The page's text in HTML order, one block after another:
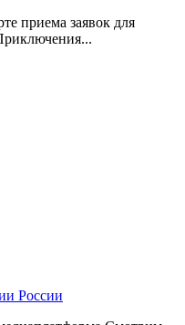
приема заявок для
России